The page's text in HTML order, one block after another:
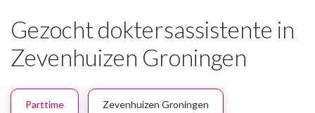
Gezocht doktersassistente in
Zevenhuizen Groningen
Parttime Zevenhuizen Groningen